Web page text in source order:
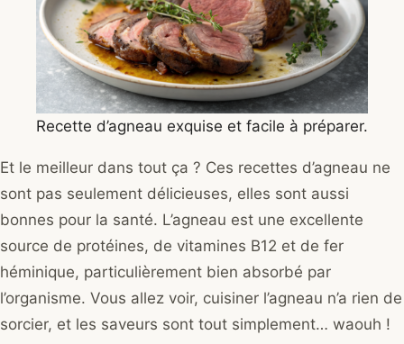
Recette d’agneau exquise et facile à préparer.
Et le meilleur dans tout ça ? Ces recettes d’agneau ne
sont pas seulement délicieuses, elles sont aussi
bonnes pour la santé. L’agneau est une excellente
source de protéines, de vitamines B12 et de fer
héminique, particulièrement bien absorbé par
l’organisme. Vous allez voir, cuisiner l’agneau n’a rien de
sorcier, et les saveurs sont tout simplement… waouh !